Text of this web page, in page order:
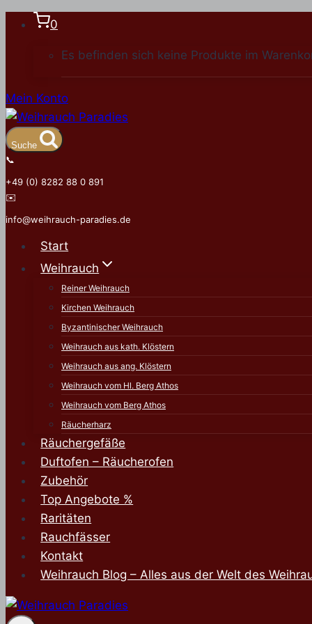
Zum
springen
0
Es befinden sich keine Produkte im
Mein Konto
Suche
📞
+49 (0) 8282 88 0 891
✉️
info@weihrauch-paradies.de
Start
Weihrauch
Reiner Weihrauch
Kirchen Weihrauch
Byzantinischer Weihrauch
Weihrauch aus kath. Klöstern
Weihrauch aus ang. Klöstern
Weihrauch vom Hl. Berg Athos
Weihrauch vom Berg Athos
Räucherharz
Räuchergefäße
Duftofen – Räucherofen
Zubehör
Top Angebote %
Raritäten
Rauchfässer
Kontakt
Weihrauch Blog – Alles aus der Welt des